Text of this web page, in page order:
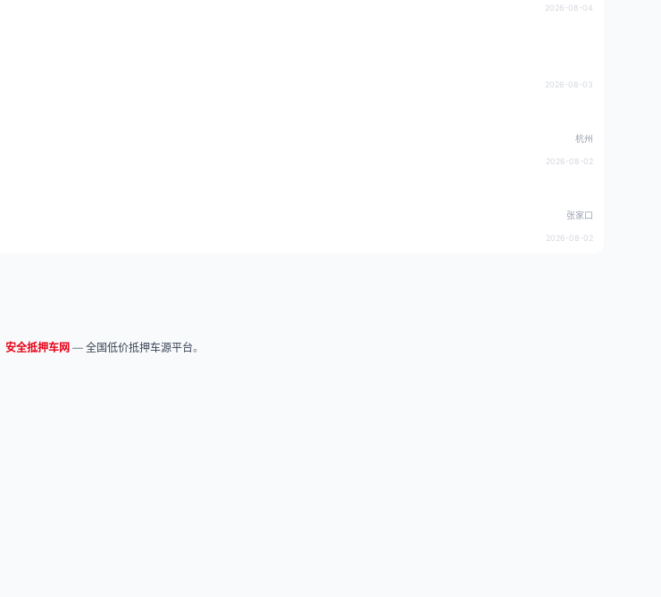
2026-08-04
2026-08-03
杭州
2026-08-02
张家口
2026-08-02
安全抵押车网 — 全国低价抵押车源平台。